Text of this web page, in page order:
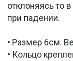
отклоняясь то
при падении.
• Размер 6см.
• Кольцо